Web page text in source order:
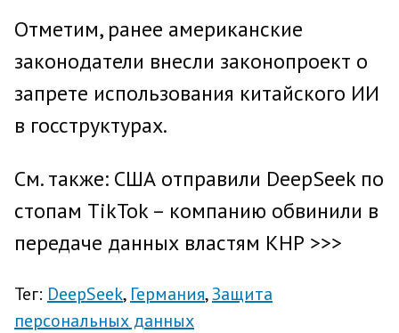
Отметим, ранее американские
законодатели внесли законопроект о
запрете использования китайского ИИ
в госструктурах.
См. также: США отправили DeepSeek по
стопам TikTok – компанию обвинили в
передаче данных властям КНР >>>
Тег: DeepSeek Германия Защита
персональных данных